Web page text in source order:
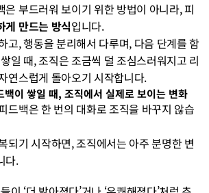
은 부드러워 보이기 위한 방법이 아니라, 피
게 만드는 방식입니다.
고, 행동을 분리해서 다루며, 다음 단계를 함
일 때, 조직은 조금씩 덜 조심스러워지고 리
연스럽게 돌아오기 시작합니다.
이 쌓일 때, 조직에서 실제로 보이는 변화
드백은 한 번의 대화로 조직을 바꾸지 않습
되기 시작하면, 조직에서는 아주 분명한 변
다.